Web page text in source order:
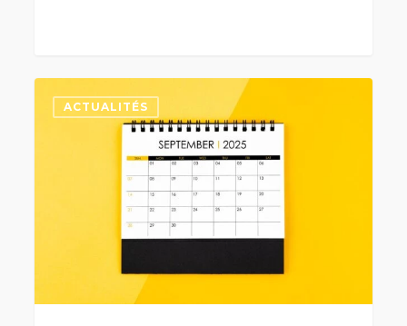
Les
rendez-
ACTUALITÉS